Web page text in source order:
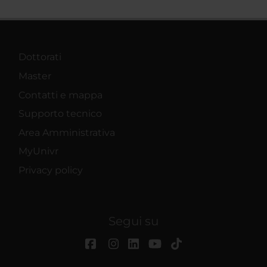
Dottorati
Master
Contatti e mappa
Supporto tecnico
Area Amministrativa
MyUnivr
Privacy policy
Segui su